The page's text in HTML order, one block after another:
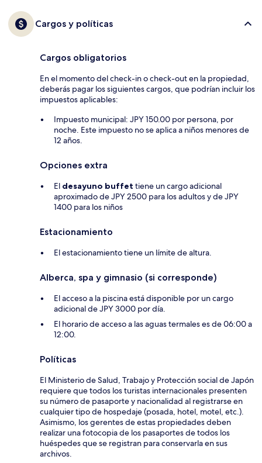
Cargos y políticas
Cargos obligatorios
En el momento del check-in o check-out en la propiedad,
deberás pagar los siguientes cargos, que podrían incluir los
impuestos aplicables:
Impuesto municipal: JPY 150.00 por persona, por
noche. Este impuesto no se aplica a niños menores de
12 años.
Opciones extra
El desayuno buffet tiene un cargo adicional
aproximado de JPY 2500 para los adultos y de JPY
1400 para los niños
Estacionamiento
El estacionamiento tiene un límite de altura.
Alberca, spa y gimnasio (si corresponde)
El acceso a la piscina está disponible por un cargo
adicional de JPY 3000 por día.
El horario de acceso a las aguas termales es de 06:00 a
12:00.
Políticas
El Ministerio de Salud, Trabajo y Protección social de Japón
requiere que todos los turistas internacionales presenten
su número de pasaporte y nacionalidad al registrarse en
cualquier tipo de hospedaje (posada, hotel, motel, etc.).
Asimismo, los gerentes de estas propiedades deben
realizar una fotocopia de los pasaportes de todos los
huéspedes que se registran para conservarla en sus
archivos.